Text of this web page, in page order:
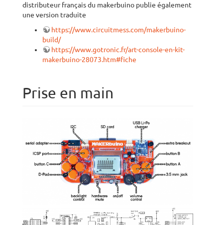
distributeur français du makerbuino publie également
une version traduite
https://www.circuitmess.com/makerbuino-
build/
https://www.gotronic.fr/art-console-en-kit-
makerbuino-28073.htm#fiche
Prise en main